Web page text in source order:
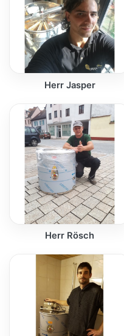
Herr Jasper
Herr Rösch